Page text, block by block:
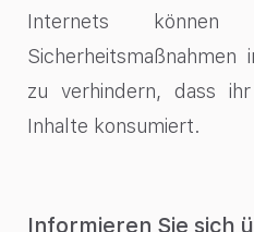
Internets können
zu verhindern, dass
Inhalte konsumiert.
Informieren Sie sich